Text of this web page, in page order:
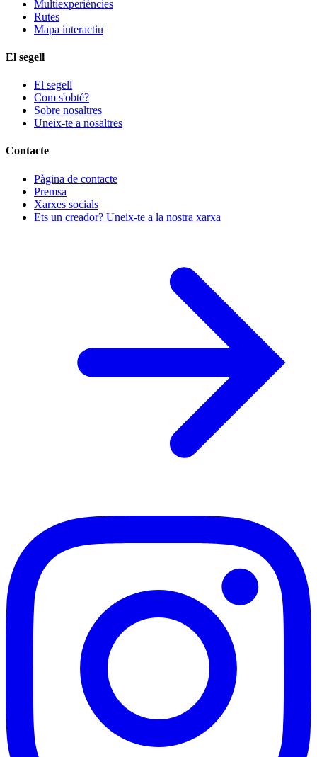
Multiexperiències
Rutes
Mapa interactiu
El segell
El segell
Com s'obté?
Sobre nosaltres
Uneix-te a nosaltres
Contacte
Pàgina de contacte
Premsa
Xarxes socials
Ets un creador? Uneix-te a la nostra xarxa